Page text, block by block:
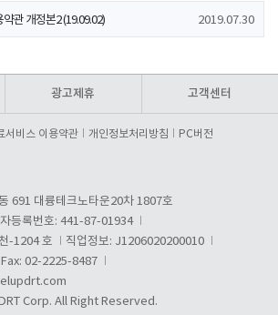
관 개정본2 (19.09.02) 2019.07.30
광고제휴 고객센터
서비스 이용약관 개인정보처리방침 PC버전
691 대륭테크노타운20차 1807호
등록번호: 441-87-01934
-1204 호
직업정보: J1206020200010
Fax: 02-2225-8487
Corp. All Right Reserved.